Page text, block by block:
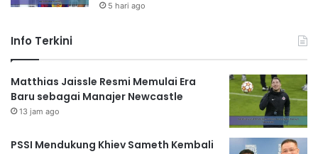
5 hari ago
Info Terkini
Matthias Jaissle Resmi Memulai Era
Baru sebagai Manajer Newcastle
13 jam ago
PSSI Mendukung Khiev Sameth Kembali